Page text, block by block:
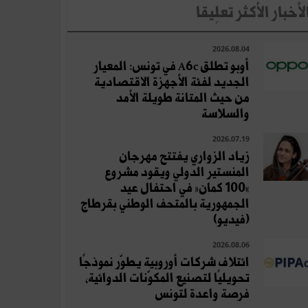
الأكثر تعلِيقا
2026.08.04
أوبو تطلق A6c في تونس: المعيار
الجديد لفئة الأجهزة الاقتصادية
من حيث المتانة طويلة الأمد
والسلاسة
2026.07.19
زياد الزواري يفتتح مهرجان
المنستير الدولي ويقود مشروع
«100 كمان» في احتفال عيد
الجمهورية بالمتحف الوطني بقرطاج
(فيديو)
2026.08.06
ائتلاف شركات أوروبية يطوّر نموذجًا
تحويليًا لتصنيع المكوّنات الدوائية،
فرصة واعدة لتونس